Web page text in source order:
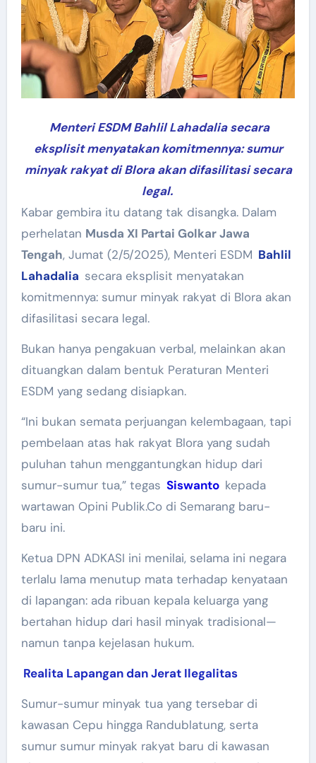
Menteri ESDM Bahlil Lahadalia secara
eksplisit menyatakan komitmennya: sumur
minyak rakyat di Blora akan difasilitasi secara
legal.
Kabar gembira itu datang tak disangka. Dalam
perhelatan Musda XI Partai Golkar Jawa
Tengah, Jumat (2/5/2025), Menteri ESDM Bahlil
Lahadalia secara eksplisit menyatakan
komitmennya: sumur minyak rakyat di Blora akan
difasilitasi secara legal.
Bukan hanya pengakuan verbal, melainkan akan
dituangkan dalam bentuk Peraturan Menteri
ESDM yang sedang disiapkan.
“Ini bukan semata perjuangan kelembagaan, tapi
pembelaan atas hak rakyat Blora yang sudah
puluhan tahun menggantungkan hidup dari
sumur-sumur tua,” tegas Siswanto kepada
wartawan Opini Publik.Co di Semarang baru-
baru ini.
Ketua DPN ADKASI ini menilai, selama ini negara
terlalu lama menutup mata terhadap kenyataan
di lapangan: ada ribuan kepala keluarga yang
bertahan hidup dari hasil minyak tradisional—
namun tanpa kejelasan hukum.
Realita Lapangan dan Jerat Ilegalitas
Sumur-sumur minyak tua yang tersebar di
kawasan Cepu hingga Randublatung, serta
sumur sumur minyak rakyat baru di kawasan